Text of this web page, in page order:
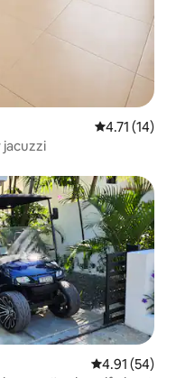
Calificación
4.71 (14)
jacuzzi
Calificación
4.91 (54)